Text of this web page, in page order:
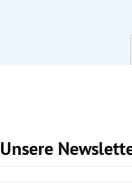
Unsere
Slide 1 von 6